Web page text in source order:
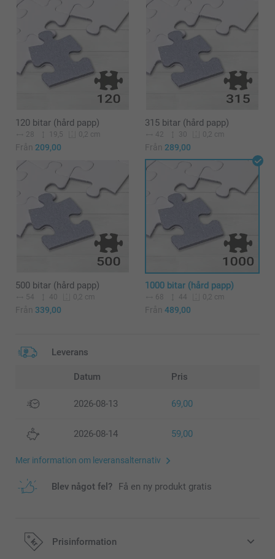
120 bitar (hård papp)
28 19,5 0,2 cm
Från 209,00
315 bitar (hård papp)
42 30 0,2 cm
Från 289,00
500 bitar (hård papp)
54 40 0,2 cm
Från 339,00
1000 bitar (hård papp)
68 44 0,2 cm
Från 489,00
Leverans
Datum Pris
2026-08-13 69,00
2026-08-14 59,00
Mer information om leveransalternativ
Blev något fel? Få en ny produkt gratis
Prisinformation